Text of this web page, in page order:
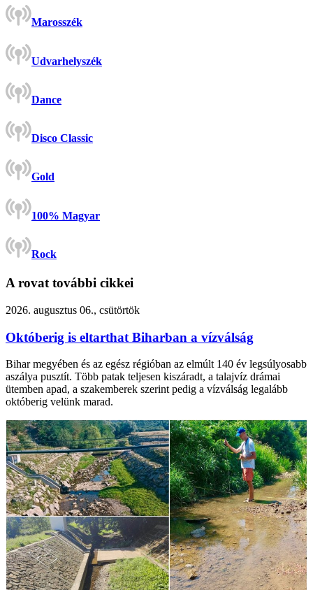
Marosszék
Udvarhelyszék
Dance
Disco Classic
Gold
100% Magyar
Rock
A rovat további cikkei
2026. augusztus 06., csütörtök
Októberig is eltarthat Biharban a vízválság
Bihar megyében és az egész régióban az elmúlt 140 év legsúlyosabb
aszálya pusztít. Több patak teljesen kiszáradt, a talajvíz drámai
ütemben apad, a szakemberek szerint pedig a vízválság legalább
októberig velünk marad.